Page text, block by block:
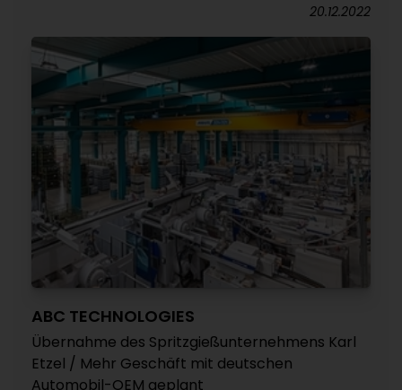
20.12.2022
ABC TECHNOLOGIES
Übernahme des Spritzgießunternehmens Karl
Etzel / Mehr Geschäft mit deutschen
Automobil-OEM geplant